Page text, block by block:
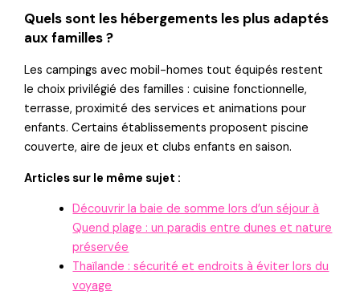
Quels sont les hébergements les plus adaptés
aux familles ?
Les campings avec mobil-homes tout équipés restent
le choix privilégié des familles : cuisine fonctionnelle,
terrasse, proximité des services et animations pour
enfants. Certains établissements proposent piscine
couverte, aire de jeux et clubs enfants en saison.
Articles sur le même sujet :
Découvrir la baie de somme lors d’un séjour à
Quend plage : un paradis entre dunes et nature
préservée
Thaïlande : sécurité et endroits à éviter lors du
voyage